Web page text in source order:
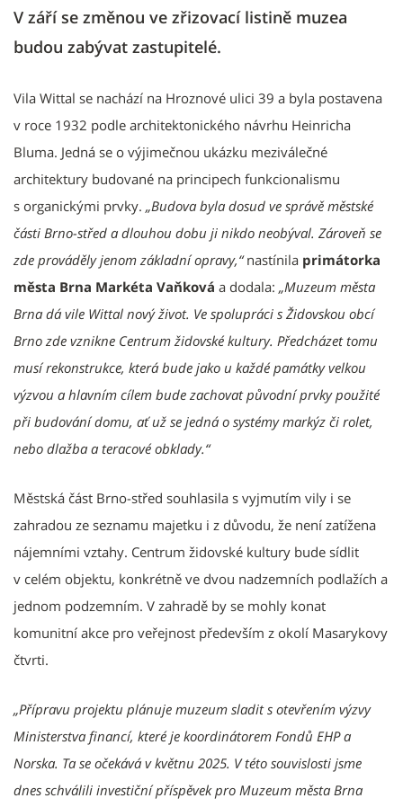
V září se změnou ve zřizovací listině muzea
budou zabývat zastupitelé.
Vila Wittal se nachází na Hroznové ulici 39 a byla postavena
v roce 1932 podle architektonického návrhu Heinricha
Bluma. Jedná se o výjimečnou ukázku meziválečné
architektury budované na principech funkcionalismu
s organickými prvky. „Budova byla dosud ve správě městské
části Brno-střed a dlouhou dobu ji nikdo neobýval. Zároveň se
zde prováděly jenom základní opravy,“nastínila primátorka
města Brna Markéta Vaňková a dodala: „Muzeum města
Brna dá vile Wittal nový život. Ve spolupráci s Židovskou obcí
Brno zde vznikne Centrum židovské kultury. Předcházet tomu
musí rekonstrukce, která bude jako u každé památky velkou
výzvou a hlavním cílem bude zachovat původní prvky použité
při budování domu, ať už se jedná o systémy markýz či rolet,
nebo dlažba a teracové obklady.“
Městská část Brno-střed souhlasila s vyjmutím vily i se
zahradou ze seznamu majetku i z důvodu, že není zatížena
nájemními vztahy. Centrum židovské kultury bude sídlit
v celém objektu, konkrétně ve dvou nadzemních podlažích a
jednom podzemním. V zahradě by se mohly konat
komunitní akce pro veřejnost především z okolí Masarykovy
čtvrti.
„Přípravu projektu plánuje muzeum sladit s otevřením výzvy
Ministerstva financí, které je koordinátorem Fondů EHP a
Norska. Ta se očekává v květnu 2025. V této souvislosti jsme
dnes schválili investiční příspěvek pro Muzeum města Brna